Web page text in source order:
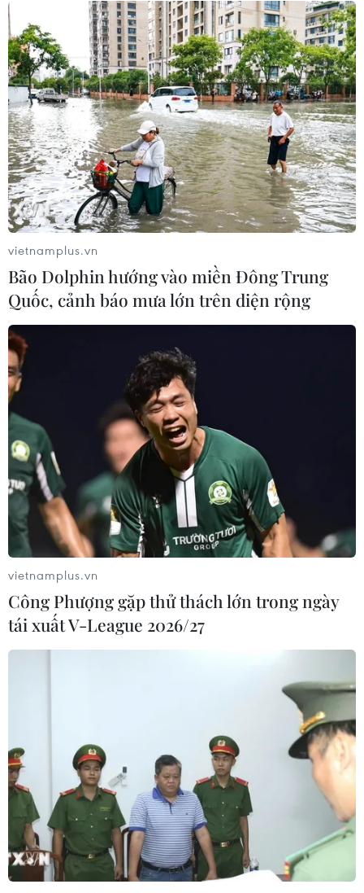
vietnamplus.vn
Bão Dolphin hướng vào miền Đông Trung
Quốc, cảnh báo mưa lớn trên diện rộng
vietnamplus.vn
Công Phượng gặp thử thách lớn trong ngày
tái xuất V-League 2026/27